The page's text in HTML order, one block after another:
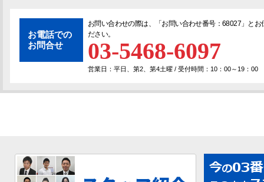
お電話での
お問合せ
お問い合わせの際は、「 お問い合わせ番号：68027 」とお
ださい。
03-5468-6097
営業日：平日、第2、第4土曜 / 受付時間：10：00～19：00